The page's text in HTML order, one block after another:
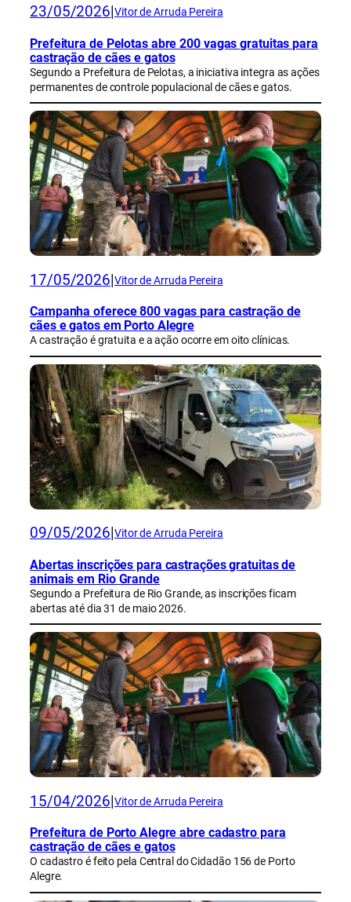
23/05/2026 Vitor de Arruda Pereira
Prefeitura de Pelotas abre 200 vagas gratuitas para
castração de cães e gatos
Segundo a Prefeitura de Pelotas, a iniciativa integra as ações
permanentes de controle populacional de cães e gatos.
17/05/2026 Vitor de Arruda Pereira
Campanha oferece 800 vagas para castração de
cães e gatos em Porto Alegre
A castração é gratuita e a ação ocorre em oito clínicas.
09/05/2026 Vitor de Arruda Pereira
Abertas inscrições para castrações gratuitas de
animais em Rio Grande
Segundo a Prefeitura de Rio Grande, as inscrições ficam
abertas até dia 31 de maio 2026.
15/04/2026 Vitor de Arruda Pereira
Prefeitura de Porto Alegre abre cadastro para
castração de cães e gatos
O cadastro é feito pela Central do Cidadão 156 de Porto
Alegre.